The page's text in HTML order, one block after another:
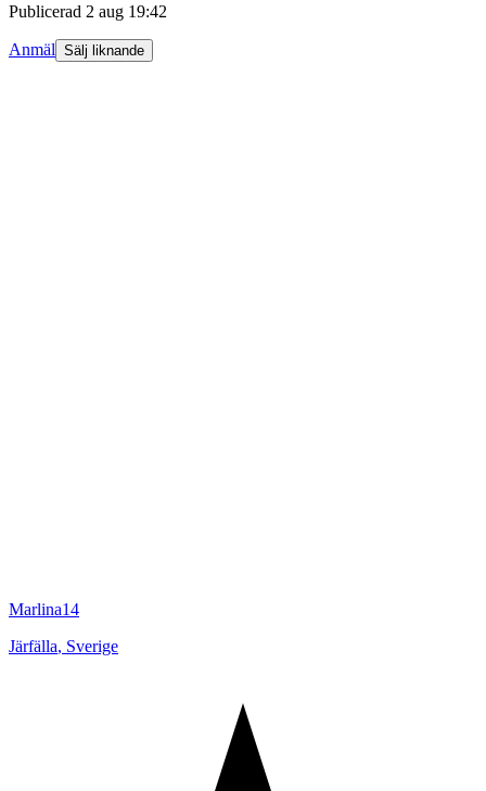
Publicerad 2 aug 19:42
Anmäl Sälj liknande
Marlina14
Järfälla, Sverige